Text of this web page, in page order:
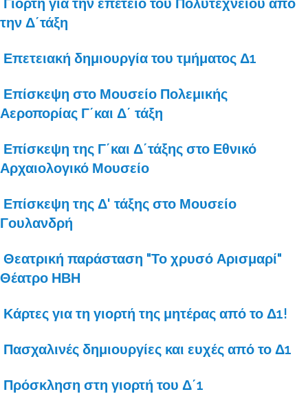
Γιορτή για την επέτειο του Πολυτεχνείου από
την Δ΄τάξη
Επετειακή δημιουργία του τμήματος Δ1
Επίσκεψη στο Μουσείο Πολεμικής
Αεροπορίας Γ΄και Δ΄ τάξη
Επίσκεψη της Γ΄και Δ΄τάξης στο Εθνικό
Αρχαιολογικό Μουσείο
Επίσκεψη της Δ' τάξης στο Μουσείο
Γουλανδρή
Θεατρική παράσταση "Το χρυσό Αρισμαρί"
Θέατρο ΗΒΗ
Κάρτες για τη γιορτή της μητέρας από το Δ1!
Πασχαλινές δημιουργίες και ευχές από το Δ1
Πρόσκληση στη γιορτή του Δ΄1